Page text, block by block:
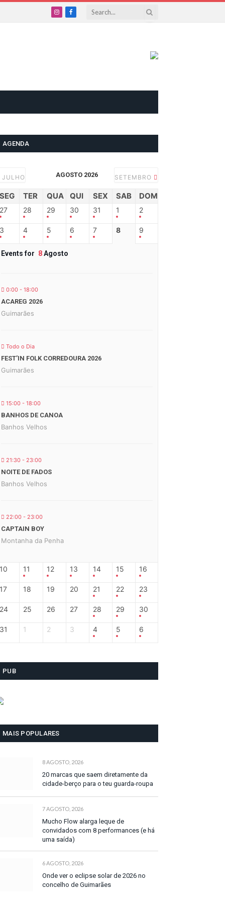
InstagramFacebook
AGENDA
JULHO AGOSTO 2026 SETEMBRO
SEG TER QUA QUI SEX SAB DOM
27 28 29 30 31 1 2
3 4 5 6 7 8 9
Events for 8Agosto
0:00 - 18:00
ACAREG 2026
Guimarães
Todo o Dia
FEST’IN FOLK CORREDOURA 2026
Guimarães
15:00 - 18:00
BANHOS DE CANOA
Banhos Velhos
21:30 - 23:00
NOITE DE FADOS
Banhos Velhos
22:00 - 23:00
CAPTAIN BOY
Montanha da Penha
10 11 12 13 14 15 16
17 18 19 20 21 22 23
24 25 26 27 28 29 30
31 1 2 3 4 5 6
PUB
MAIS POPULARES
8 AGOSTO, 2026
20 marcas que saem diretamente da
cidade-berço para o teu guarda-roupa
7 AGOSTO, 2026
Mucho Flow alarga leque de
convidados com 8 performances (e há
uma saída)
6 AGOSTO, 2026
Onde ver o eclipse solar de 2026 no
concelho de Guimarães